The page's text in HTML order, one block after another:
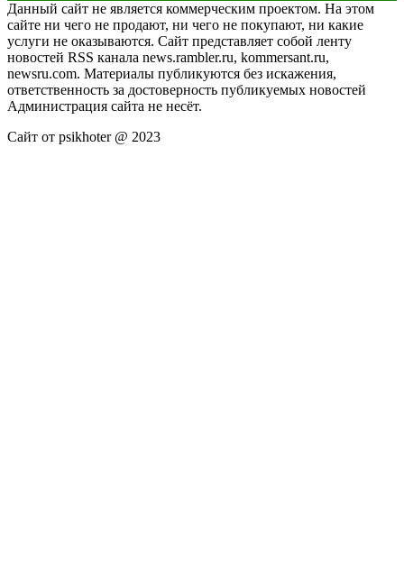
Данный сайт не является коммерческим проектом. На этом
сайте ни чего не продают, ни чего не покупают, ни какие
услуги не оказываются. Сайт представляет собой ленту
новостей RSS канала news.rambler.ru, kommersant.ru,
newsru.com. Материалы публикуются без искажения,
ответственность за достоверность публикуемых новостей
Администрация сайта не несёт.
Сайт от psikhoter @ 2023